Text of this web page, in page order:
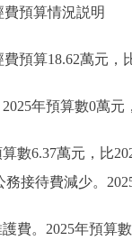
預算情況説明
算18.62萬元，
年預算數0萬元
6.37萬元，比
接待費減少。
。2025年預算數